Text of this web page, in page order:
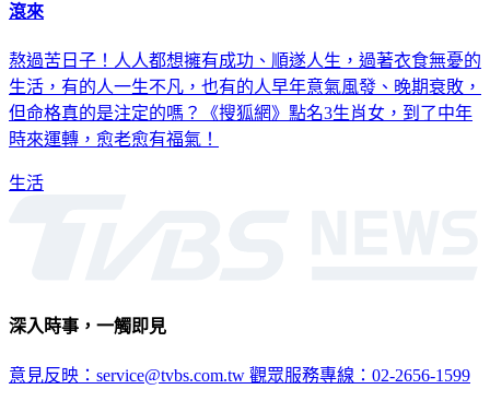
滾來
熬過苦日子！人人都想擁有成功、順遂人生，過著衣食無憂的
生活，有的人一生不凡，也有的人早年意氣風發、晚期衰敗，
但命格真的是注定的嗎？《搜狐網》點名3生肖女，到了中年
時來運轉，愈老愈有福氣！
生活
深入時事，一觸即見
意見反映：service@tvbs.com.tw 觀眾服務專線：02-2656-1599